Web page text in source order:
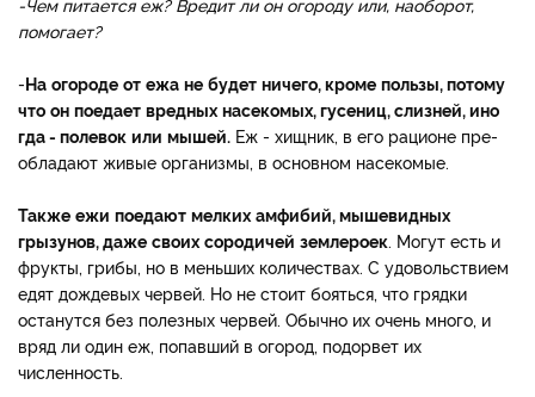
помогает?
-На огороде от ежа не будет ничего кроме пользы потому
что он поедает вредных насекомых гусениц слизней ино
гда- полевок или мышей Еж - хищник, в его рационе пре­
обладают живые организмы, в основном насекомые.
Также ежи поедают мелких амфибий мышевидных
грызунов даже своих сородичей землероек . Могут есть и
фрукты, грибы, но в меньших количе­ствах. С удовольствием
едят дождевых червей. Но не стоит бояться, что грядки
останутся без полезных червей. Обычно их очень много, и
вряд ли один еж, попавший в огород, подо­рвет их
численность.